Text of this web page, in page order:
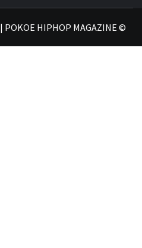
POKOE HIPHOP MAGAZINE ©